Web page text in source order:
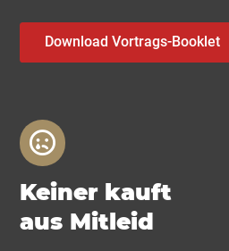
Download Vortrags-Booklet
Keiner kauft
aus Mitleid